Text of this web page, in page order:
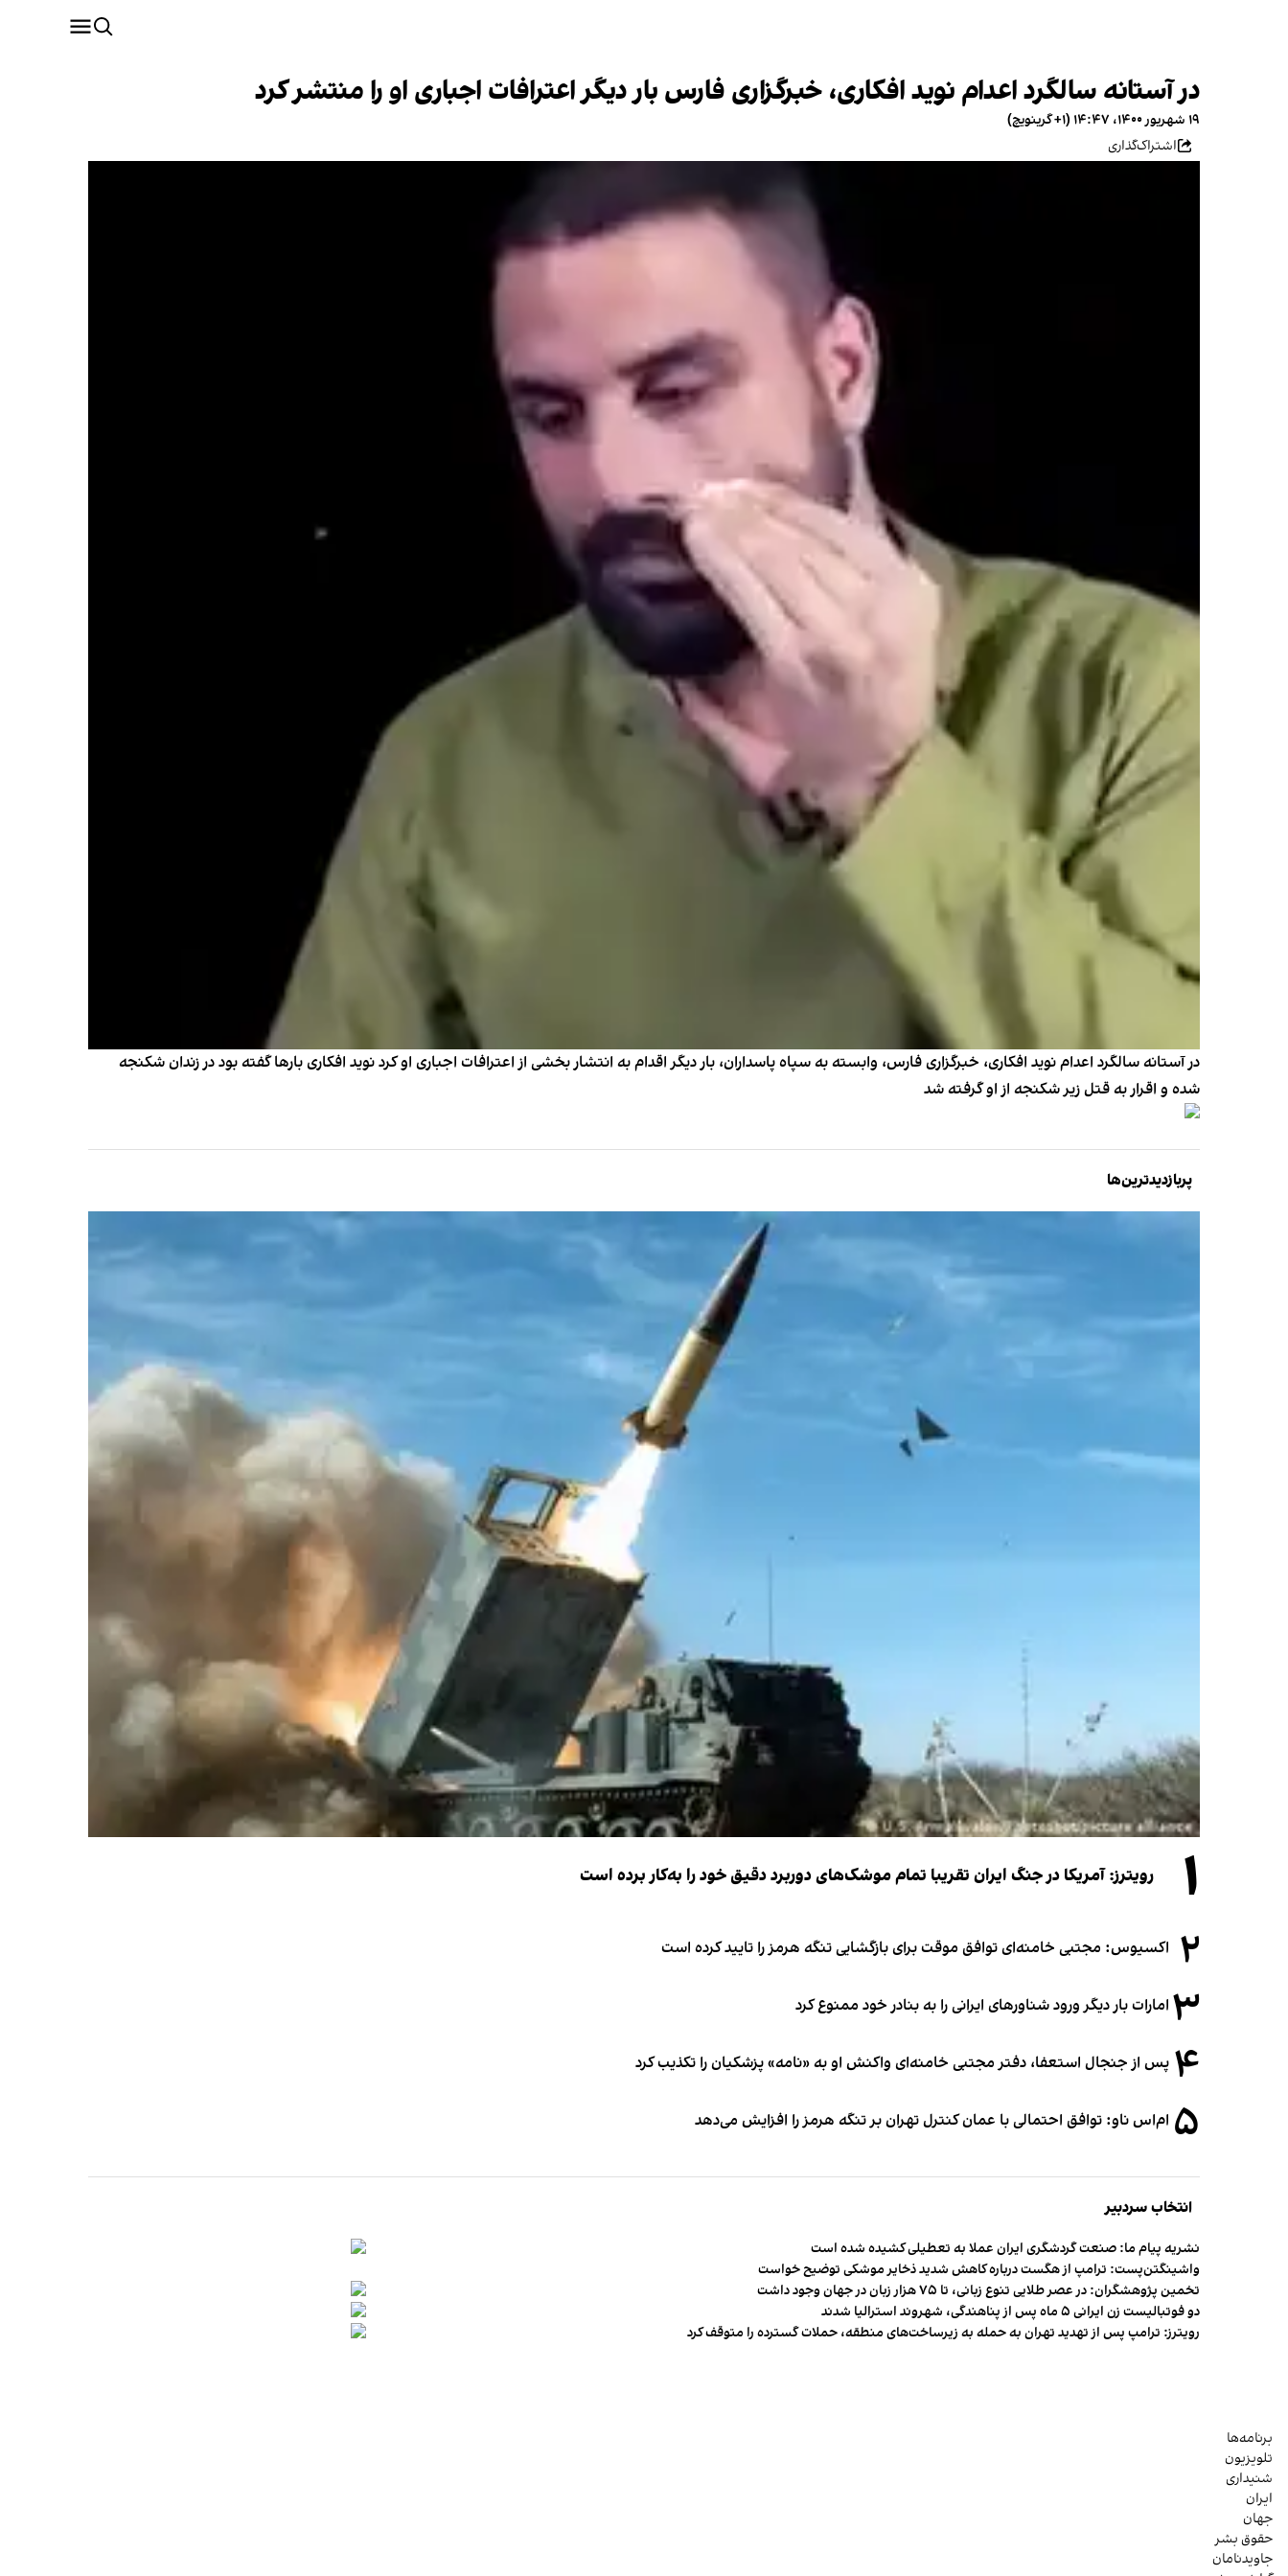
در آستانه سالگرد اعدام نوید افکاری، خبرگزاری فارس بار دیگر اعترافات اجباری او را منتشر کرد
۱۹ شهریور ۱۴۰۰، ۱۴:۴۷ (‎+۱ گرینویچ)
اشتراک‌گذاری
در آستانه سالگرد اعدام نوید افکاری، خبرگزاری فارس،‌ وابسته به سپاه پاسداران، بار دیگر اقدام به انتشار بخشی از اعترافات اجباری او کرد نوید افکاری بارها گفته بود در زندان شکنجه
شده و اقرار به قتل زیر شکنجه از او گرفته شد
پربازدیدترین‌ها
۱ رویترز: آمریکا در جنگ ایران تقریبا تمام موشک‌های دوربرد دقیق خود را به‌کار برده است
۲ اکسیوس: مجتبی خامنه‌ای توافق موقت برای بازگشایی تنگه هرمز را تایید کرده است
۳ امارات بار دیگر ورود شناورهای ایرانی را به بنادر خود ممنوع کرد
۴ پس از جنجال استعفا، دفتر مجتبی خامنه‌ای واکنش او به «نامه» پزشکیان را تکذیب کرد
۵ ام‌اس ناو: توافق احتمالی با عمان کنترل تهران بر تنگه هرمز را افزایش می‌دهد
انتخاب سردبیر
نشریه پیام ما: صنعت گردشگری ایران عملا به تعطیلی کشیده شده است
واشینگتن‌پست: ترامپ از هگست درباره کاهش شدید ذخایر موشکی توضیح خواست
تخمین پژوهشگران: در عصر طلایی تنوع زبانی، تا ۷۵ هزار زبان در جهان وجود داشت
دو فوتبالیست زن ایرانی ۵ ماه پس از پناهندگی، شهروند استرالیا شدند
رویترز: ترامپ پس از تهدید تهران به حمله به زیرساخت‌های منطقه، حملات گسترده را متوقف کرد
برنامه‌ها
تلویزیون
شنیداری
ایران
جهان
حقوق بشر
جاویدنامان